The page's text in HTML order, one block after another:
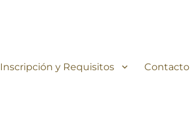
Inscripción y Requisitos Contacto